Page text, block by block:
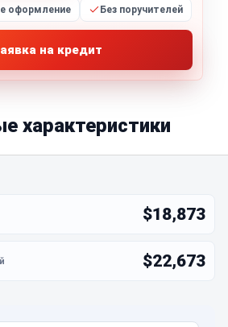
оформление Без поручителей
на кредит
характеристики
$18,873
$22,673